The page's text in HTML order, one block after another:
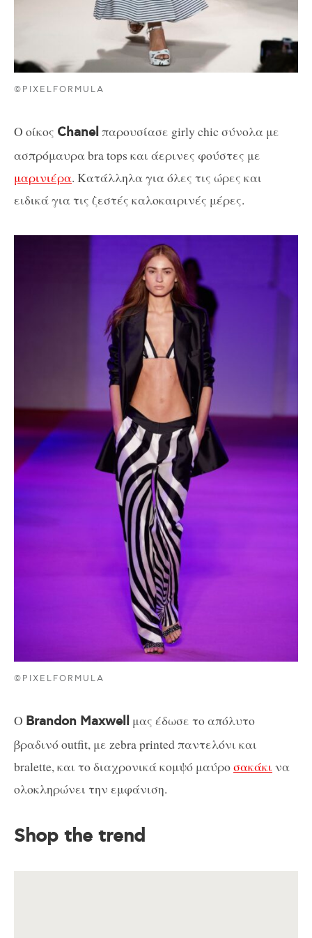
©PIXELFORMULA
O οίκος Chanelπαρουσίασε girly chic σύνολα με
ασπρόμαυρα bra tops και άερινες φούστες με
μαρινιέρα. Κατάλληλα για όλες τις ώρες και
ειδικά για τις ζεστές καλοκαιρινές μέρες.
©PIXELFORMULA
Ο Brandon Maxwell μας έδωσε το απόλυτο
βραδινό outfit, με zebra printed παντελόνι και
bralette, και το διαχρονικά κομψό μαύροσακάκι να
ολοκληρώνει την εμφάνιση.
Shop the trend